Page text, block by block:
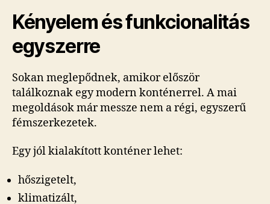
Kényelem és funkcionalitás
egyszerre
Sokan meglepődnek, amikor először
találkoznak egy modern konténerrel. A mai
megoldások már messze nem a régi, egyszerű
fémszerkezetek.
Egy jól kialakított konténer lehet:
hőszigetelt,
klimatizált,